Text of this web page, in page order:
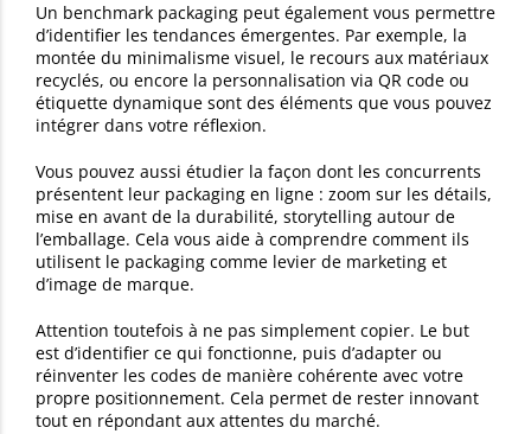
Un benchmark packaging peut également vous permettre
d’identifier les tendances émergentes. Par exemple, la
montée du minimalisme visuel, le recours aux matériaux
recyclés, ou encore la personnalisation via QR code ou
étiquette dynamique sont des éléments que vous pouvez
intégrer dans votre réflexion.
Vous pouvez aussi étudier la façon dont les concurrents
présentent leur packaging en ligne : zoom sur les détails,
mise en avant de la durabilité, storytelling autour de
l’emballage. Cela vous aide à comprendre comment ils
utilisent le packaging comme levier de marketing et
d’image de marque.
Attention toutefois à ne pas simplement copier. Le but
est d’identifier ce qui fonctionne, puis d’adapter ou
réinventer les codes de manière cohérente avec votre
propre positionnement. Cela permet de rester innovant
tout en répondant aux attentes du marché.